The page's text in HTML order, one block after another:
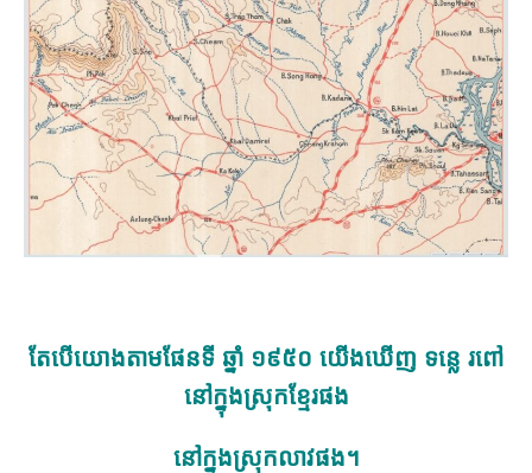
តែបើយោងតាមផែនទី ឆ្នាំ ១៩៥០ យើងឃើញ ទន្លេ រពៅ
នៅក្នុងស្រុកខ្មែរផង
នៅក្នុងស្រុកលាវផង។